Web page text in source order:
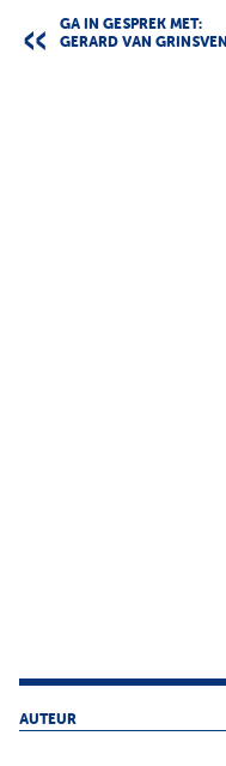
GA IN GESPREK MET:
GERARD VAN GRINSVEN
AUTEUR